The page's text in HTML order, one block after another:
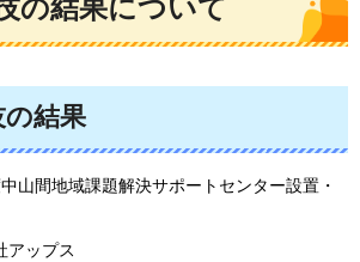
の結果について
の結果
山間地域課題解決サポートセンター設置・
アップス